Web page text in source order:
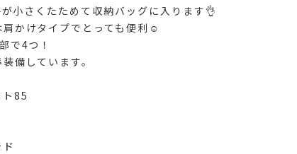
小さくたためて収納バッグに入ります👌
かけタイプでとっても便利☺️
で4つ！
備しています。
85